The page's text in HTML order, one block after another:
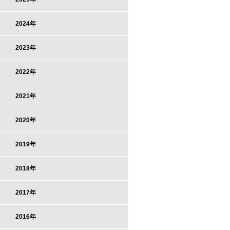
2024年
2023年
2022年
2021年
2020年
2019年
2018年
2017年
2016年